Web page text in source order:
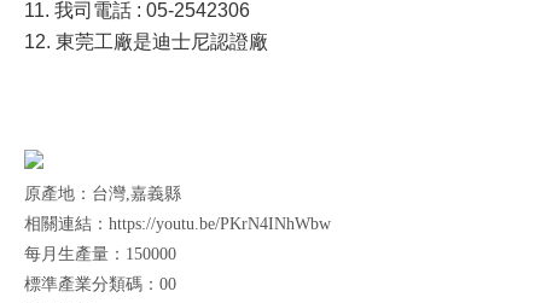
11. 我司電話 : 05-2542306
12. 東莞工廠是迪士尼認證廠
原產地：台灣,嘉義縣
相關連結：https://youtu.be/PKrN4INhWbw
每月生產量：150000
標準產業分類碼：00